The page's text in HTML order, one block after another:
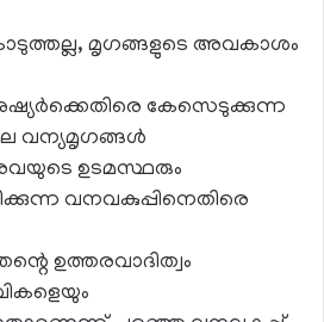
മൃഗങ്ങളുടെ അവകാശം
കേസെടുക്കുന്ന
വന്യമൃഗങ്ങൾ
അവയുടെ ഉടമസ്ഥരും
വനവകുപ്പിനെതിരെ
ഉത്തരവാദിത്വം